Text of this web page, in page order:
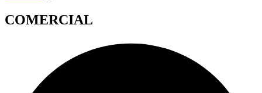
COMERCIAL